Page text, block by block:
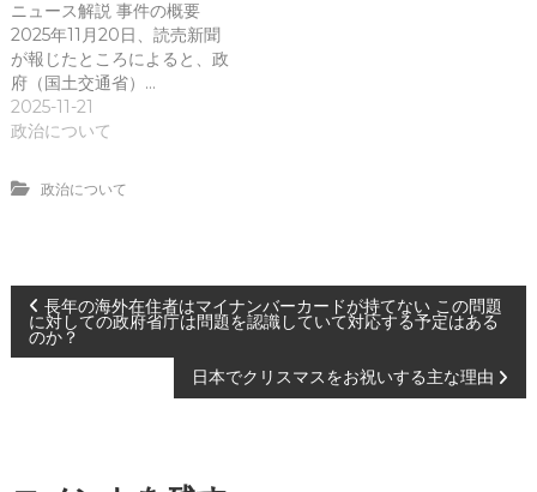
ニュース解説 事件の概要
2025年11月20日、読売新聞
が報じたところによると、政
府（国土交通省）…
2025-11-21
政治について
政治について
投
稿
長年の海外在住者はマイナンバーカードが持てない この問題
に対しての政府省庁は問題を認識していて対応する予定はある
のか？
日本でクリスマスをお祝いする主な理由